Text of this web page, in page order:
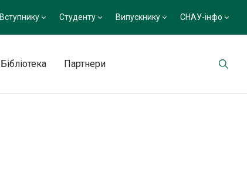
Вступнику Студенту Випускнику СНАУ-інфо
Бібліотека Партнери